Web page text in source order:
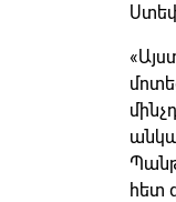
հետ